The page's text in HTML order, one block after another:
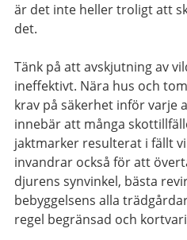
är det inte heller troligt att
det.
Tänk på att avskjutning av
ineffektivt. Nära hus och
krav på säkerhet inför varje
innebär att många
jaktmarker resulterat i fällt
invandrar också för att
djurens synvinkel, bästa
bebyggelsens alla
regel begränsad och